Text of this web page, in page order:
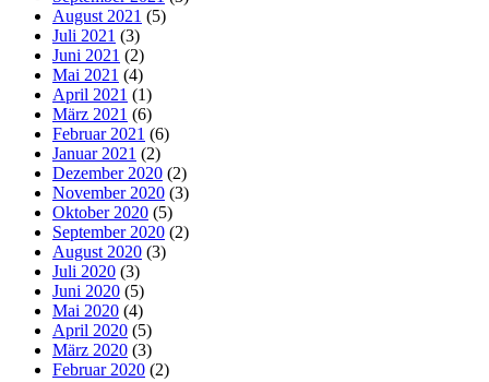
August 2021 (5)
Juli 2021 (3)
Juni 2021 (2)
Mai 2021 (4)
April 2021 (1)
März 2021 (6)
Februar 2021 (6)
Januar 2021 (2)
Dezember 2020 (2)
November 2020 (3)
Oktober 2020 (5)
September 2020 (2)
August 2020 (3)
Juli 2020 (3)
Juni 2020 (5)
Mai 2020 (4)
April 2020 (5)
März 2020 (3)
Februar 2020 (2)